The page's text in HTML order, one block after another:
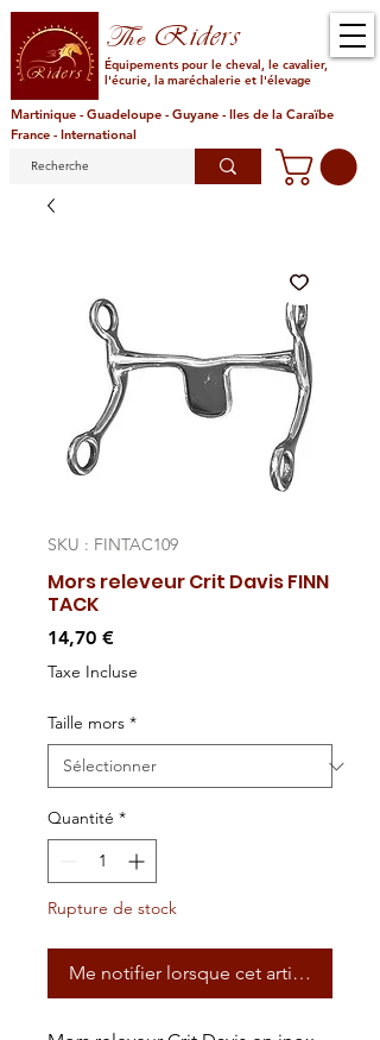
TheRiders
Équipements pour le cheval, le cavalier,
l'écurie, la maréchalerie et l'élevage
Martinique - Guadeloupe - Guyane - Iles de la Caraïbe
France - International
SKU : FINTAC109
Mors releveur Crit Davis FINN
TACK
14,70 €Prix
Taxe Incluse
Taille mors *
Quantité *
Rupture de stock
Me notifier lorsque cet article est